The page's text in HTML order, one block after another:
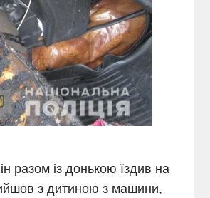
разом із донькою їздив на
з дитиною з машини,